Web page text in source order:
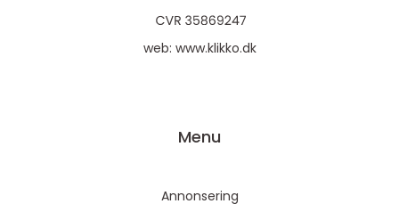
web: www.klikko.dk
Menu
Annonsering